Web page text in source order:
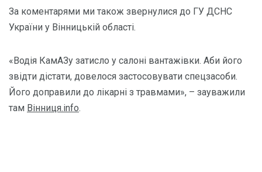
За коментарями ми також звернулися до ГУ ДСНС
України у Вінницькій області.
«Водія КамАЗу затисло у салоні вантажівки. Аби його
звідти дістати, довелося застосовувати спецзасоби.
Його доправили до лікарні з травмами», – зауважили
там Вінниця.info.